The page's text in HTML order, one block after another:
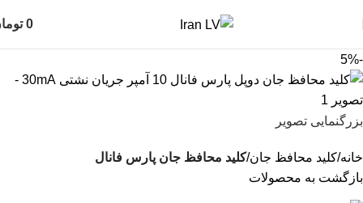
0
-5%
بزرگنمایی تصویر
خانه کلید محافظ جان کلید محافظ جان پارس فانال
بازگشت به محصولات